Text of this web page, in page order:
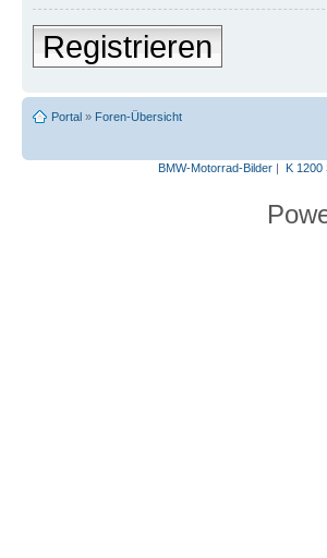
Registrieren
Portal » Foren-Übersicht
BMW-Motorrad-Bilder| K 1200